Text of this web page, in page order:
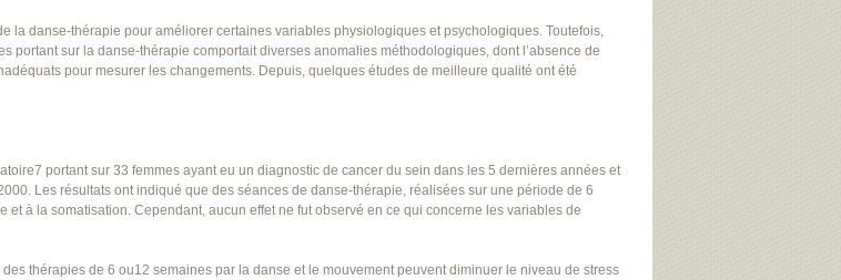
la danse-thérapie pour améliorer certaines variables physiologiques et psychologiques. Toutefois,
portant sur la danse-thérapie comportait diverses anomalies méthodologiques, dont l’absence de
pour mesurer les changements. Depuis, quelques études de meilleure qualité ont été
portant sur 33 femmes ayant eu un diagnostic de cancer du sein dans les 5 dernières années et
Les résultats ont indiqué que des séances de danse-thérapie, réalisées sur une période de 6
à la somatisation. Cependant, aucun effet ne fut observé en ce qui concerne les variables de
thérapies de 6 ou12 semaines par la danse et le mouvement peuvent diminuer le niveau de stress